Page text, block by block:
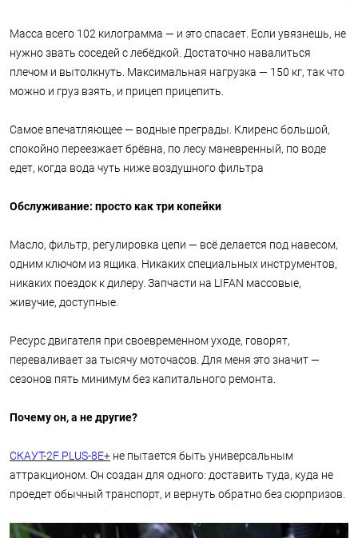
Масса всего 102 килограмма — и это спасает. Если увязнешь, не
нужно звать соседей с лебёдкой. Достаточно навалиться
плечом и вытолкнуть. Максимальная нагрузка — 150 кг, так что
можно и груз взять, и прицеп прицепить.
Самое впечатляющее — водные преграды. Клиренс большой,
спокойно переезжает брёвна, по лесу маневренный, по воде
едет, когда вода чуть ниже воздушного фильтра
Обслуживание: просто как три копейки
Масло, фильтр, регулировка цепи — всё делается под навесом,
одним ключом из ящика. Никаких специальных инструментов,
никаких поездок к дилеру. Запчасти на LIFAN массовые,
живучие, доступные.
Ресурс двигателя при своевременном уходе, говорят,
переваливает за тысячу моточасов. Для меня это значит —
сезонов пять минимум без капитального ремонта.
Почему он, а не другие?
СКАУТ-2F PLUS-8Е+ не пытается быть универсальным
аттракционом. Он создан для одного: доставить туда, куда не
проедет обычный транспорт, и вернуть обратно без сюрпризов.